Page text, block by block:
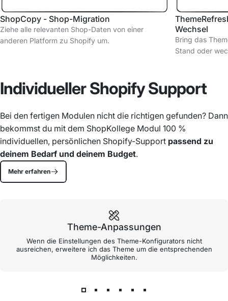
ShopCopy - Shop-Migration
Ziehe alle relevanten Shop-Daten von einer
anderen Platform zu Shopify um.
Wechsel
Bring das
Stand oder
IndividuellerShopifySupport
Bei den fertigen Modulen nicht die richtigen gefunden? Dann
bekommst du mit dem ShopKollege Modul 100 %
individuellen, persönlichen Shopify-Support passend zu
deinem Bedarf und deinem Budget.
Mehr erfahren
Theme-Anpassungen
Wenn die Einstellungen des Theme-Konfigurators nicht
ausreichen, erweitere ich das Theme um die entsprechenden
Möglichkeiten.